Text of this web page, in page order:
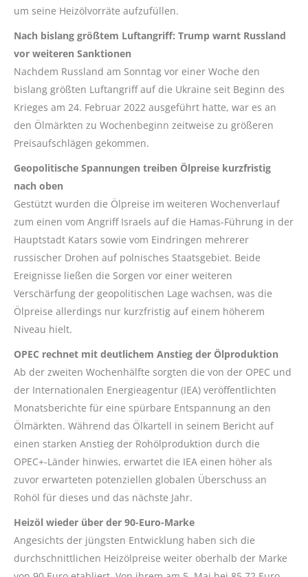
um seine Heizölvorräte aufzufüllen.
Nach bislang größtem Luftangriff: Trump warnt Russland
vor weiteren Sanktionen
Nachdem Russland am Sonntag vor einer Woche den
bislang größten Luftangriff auf die Ukraine seit Beginn des
Krieges am 24. Februar 2022 ausgeführt hatte, war es an
den Ölmärkten zu Wochenbeginn zeitweise zu größeren
Preisaufschlägen gekommen.
Geopolitische Spannungen treiben Ölpreise kurzfristig
nach oben
Gestützt wurden die Ölpreise im weiteren Wochenverlauf
zum einen vom Angriff Israels auf die Hamas-Führung in der
Hauptstadt Katars sowie vom Eindringen mehrerer
russischer Drohen auf polnisches Staatsgebiet. Beide
Ereignisse ließen die Sorgen vor einer weiteren
Verschärfung der geopolitischen Lage wachsen, was die
Ölpreise allerdings nur kurzfristig auf einem höherem
Niveau hielt.
OPEC rechnet mit deutlichem Anstieg der Ölproduktion
Ab der zweiten Wochenhälfte sorgten die von der OPEC und
der Internationalen Energieagentur (IEA) veröffentlichten
Monatsberichte für eine spürbare Entspannung an den
Ölmärkten. Während das Ölkartell in seinem Bericht auf
einen starken Anstieg der Rohölproduktion durch die
OPEC+-Länder hinwies, erwartet die IEA einen höher als
zuvor erwarteten potenziellen globalen Überschuss an
Rohöl für dieses und das nächste Jahr.
Heizöl wieder über der 90-Euro-Marke
Angesichts der jüngsten Entwicklung haben sich die
durchschnittlichen Heizölpreise weiter oberhalb der Marke